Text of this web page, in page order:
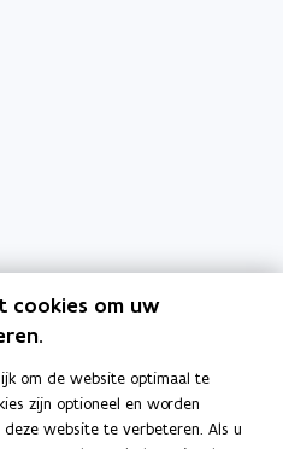
cookies om uw
om de website optimaal te
zijn optioneel en worden
website te verbeteren. Als u